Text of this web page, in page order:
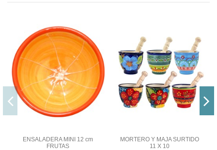
ENSALADERA MINI 12 cm
FRUTAS
MORTERO Y MAJA SURTIDO
11 X 10